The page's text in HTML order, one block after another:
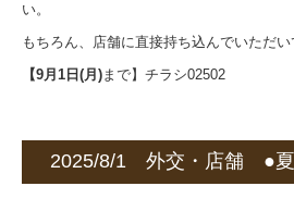
い。
もちろん、店舗に直接持ち込んでいただ
【9月1日(月)まで】チラシ02502
2025/8/1 外交・店舗 ●夏